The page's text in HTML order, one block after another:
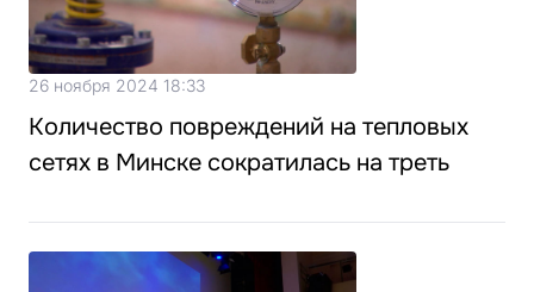
26 ноября 2024 18:33
Количество повреждений на тепловых
сетях в Минске сократилась на треть